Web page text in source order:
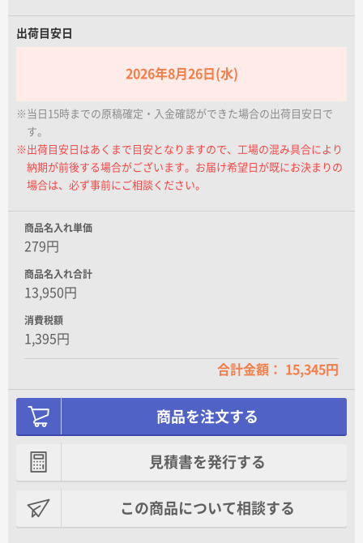
出荷目安日
2026年8月26日(水)
※当日15時までの原稿確定・入金確認ができた場合の出荷目安日で
す。
※出荷目安日はあくまで目安となりますので、工場の混み具合により
納期が前後する場合がございます。お届け希望日が既にお決まりの
場合は、必ず事前にご相談ください。
商品名入れ単価
279円
商品名入れ合計
13,950円
消費税額
1,395円
合計金額： 15,345円
商品を注文する
見積書を発行する
この商品について相談する